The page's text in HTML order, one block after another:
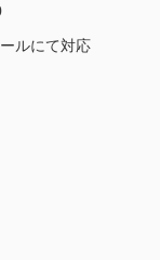
ルにて対応